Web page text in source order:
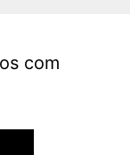
com